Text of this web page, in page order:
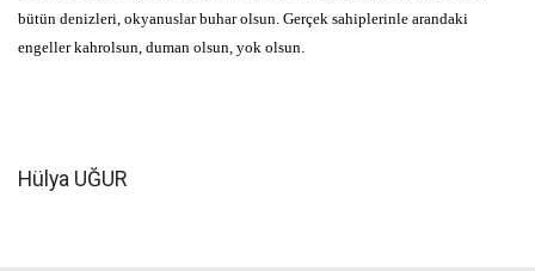
bütün denizleri, okyanuslar buhar olsun. Gerçek sahiplerinle arandaki
engeller kahrolsun, duman olsun, yok olsun.
Hülya UĞUR